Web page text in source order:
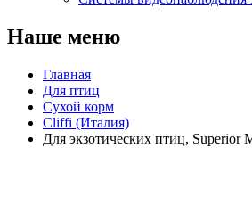
Наше меню
Главная
Для птиц
Сухой корм
Cliffi (Италия)
Для экзотических птиц, Superior